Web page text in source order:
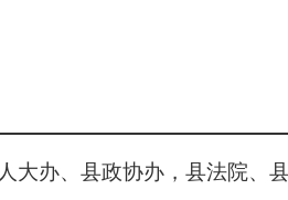
大办、县政协办，县法院、